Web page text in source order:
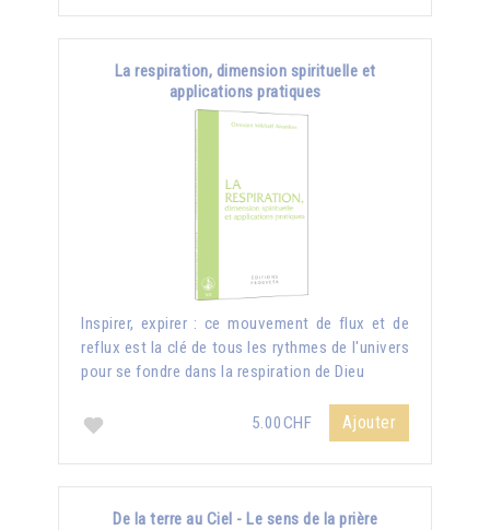
La respiration, dimension spirituelle et
applications pratiques
Inspirer, expirer : ce mouvement de flux et de
reflux est la clé de tous les rythmes de l'univers
pour se fondre dans la respiration de Dieu
5.00CHF Ajouter
De la terre au Ciel - Le sens de la prière